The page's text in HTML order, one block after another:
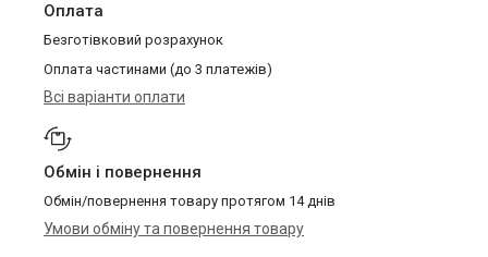
Оплата
Безготівковий розрахунок
Оплата частинами (до 3 платежів)
Всі варіанти оплати
Обмін і повернення
Обмін/повернення товару протягом 14 днів
Умови обміну та повернення товару